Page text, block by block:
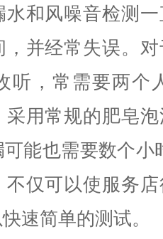
和风噪音检测
，并经常失误。
听，常需要两个
采用常规的肥皂
能也需要数个小
不仅可以使服务
速简单的测试。